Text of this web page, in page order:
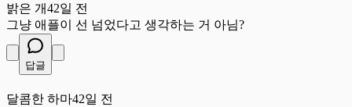
밝은 개42일 전
그냥 애플이 선 넘었다고 생각하는 거 아님?
답글
달콤한 하마42일 전